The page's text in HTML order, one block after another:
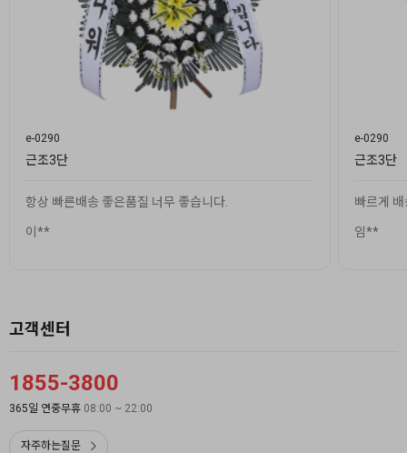
e-0290
근조3단
항상 빠른배송 좋은품질 너무 좋습니다.
이**
e-0290
근조3단
빠르게
임**
고객센터
1855-3800
365일 연중무휴 08:00 ~ 22:00
자주하는질문